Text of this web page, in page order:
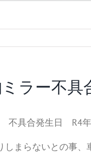
ラー不具
具合発生日 R4年
しまらないとの事